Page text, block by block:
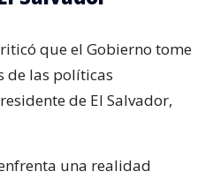
que el Gobierno tome
de las políticas
de El Salvador,
una realidad